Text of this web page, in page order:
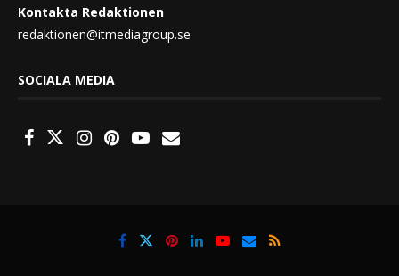
Kontakta Redaktionen
redaktionen@itmediagroup.se
SOCIALA MEDIA